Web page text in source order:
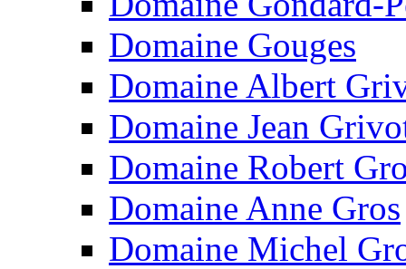
Domaine Gouges
Domaine Albert
Domaine Jean
Domaine Robert
Domaine Anne Gros
Domaine Michel